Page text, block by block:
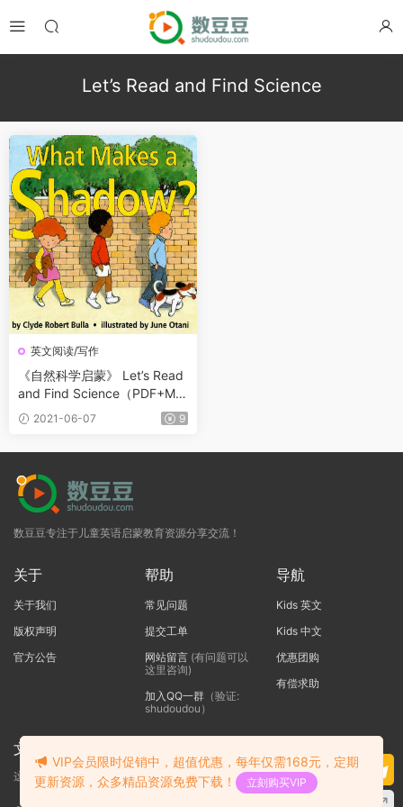
Let’s Read and Find Science
英文阅读/写作
《自然科学启蒙》 Let’s Read
and Find Science（PDF+MP
3）资源下载
2021-06-07 9
数豆豆专注于儿童英语启蒙教育资源分享交流！
关于
关于我们
版权声明
官方公告
帮助
常见问题
提交工单
网站留言(有问题可以
这里咨询)
加入QQ一群（验证:
shudoudou）
导航
Kids 英文
Kids 中文
优惠团购
有偿求助
文本标题
这里输入代码
VIP会员限时促销中，超值优惠，每年仅需168元，定期
更新资源，众多精品资源免费下载！
立刻购买VIP